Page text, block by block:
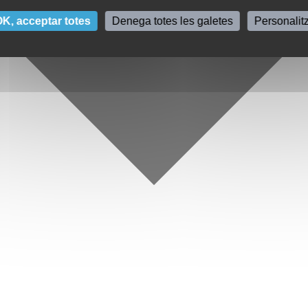
acceptar totes Denega totes les galetes